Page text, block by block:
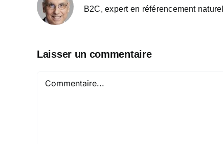
B2C, expert en référencement
Laisser un commentaire